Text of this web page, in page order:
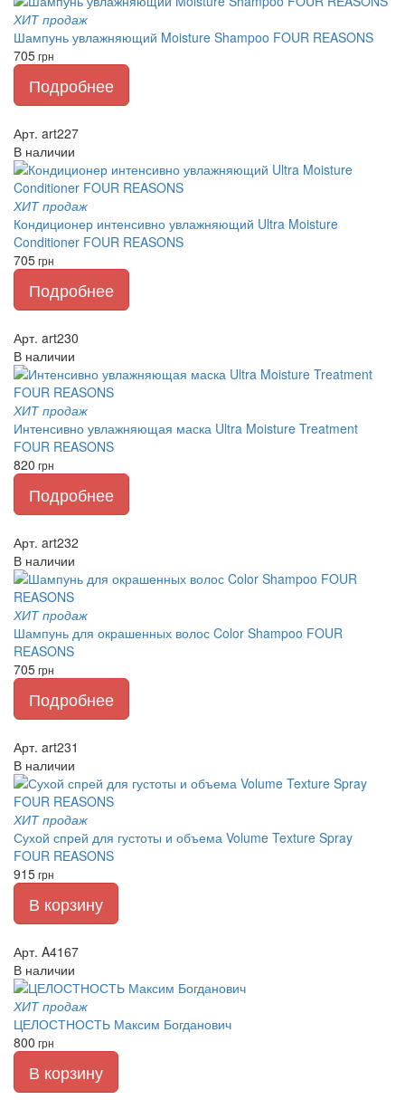
ХИТ продаж
Шампунь увлажняющий Moisture Shampoo FOUR REASONS
705грн
Подробнее
Арт. art227
В наличии
ХИТ продаж
Кондиционер интенсивно увлажняющий Ultra Moisture
Conditioner FOUR REASONS
705грн
Подробнее
Арт. art230
В наличии
ХИТ продаж
Интенсивно увлажняющая маска Ultra Moisture Treatment
FOUR REASONS
820 грн
Подробнее
Арт. art232
В наличии
ХИТ продаж
Шампунь для окрашенных волос Color Shampoo FOUR
REASONS
705грн
Подробнее
Арт. art231
В наличии
ХИТ продаж
Сухой спрей для густоты и объема Volume Texture Spray
FOUR REASONS
915грн
В корзину
Арт. A4167
В наличии
ХИТ продаж
ЦЕЛОСТНОСТЬ Максим Богданович
800 грн
В корзину